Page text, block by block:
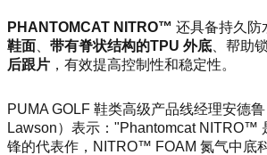
PHANTOMCAT NITRO™ 还具备持久防
鞋面
带有脊状结构的TPU 外底 、帮助
后跟片 ，有效提高控制性和稳定性。
PUMA GOLF 鞋类高级产品线经理安德
Lawson）表示："Phantomcat NITRO™
锋的代表作，NITRO™ FOAM 氮气中底